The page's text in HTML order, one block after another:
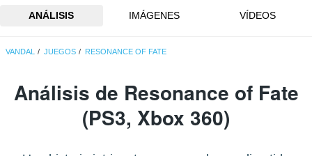
ANÁLISIS
IMÁGENES VÍDEOS
VANDAL JUEGOS RESONANCE OF FATE
Análisis de Resonance of Fate
(PS3, Xbox 360)